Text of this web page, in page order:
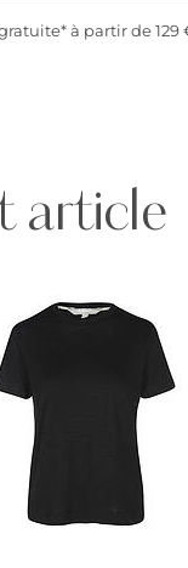
à partir de 129
article